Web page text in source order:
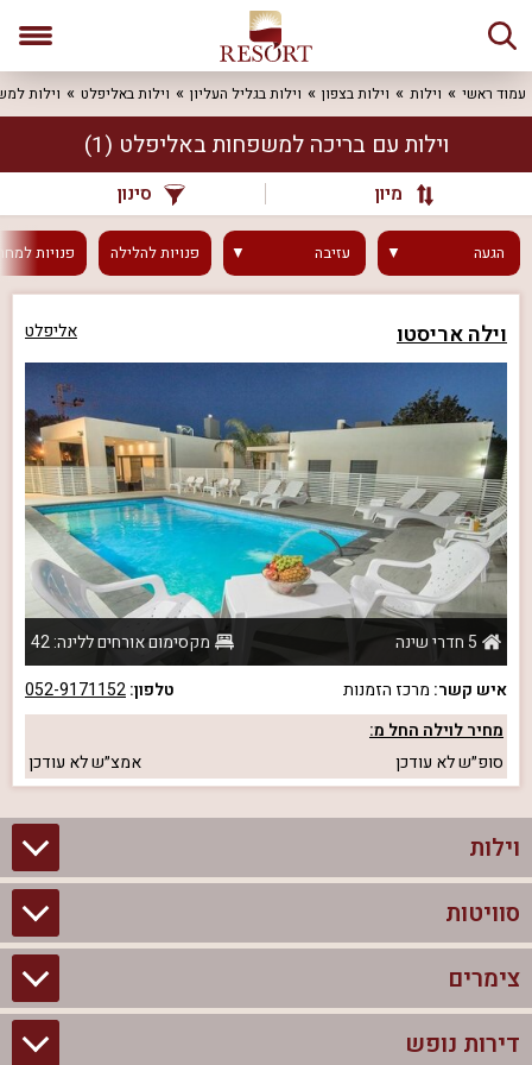
עמוד ראשי וילות וילות בצפון וילות בגליל העליון וילות באליפלט וילות
וילות עם בריכה למשפחות באליפלט (1)
מיון סינון
הגעה עזיבה פנויותלהלילה פנויות
וילה אריסטו אליפלט
5 חדרי שינה
מקסימום אורחים ללינה: 42
איש קשר: מרכז הזמנות טלפון:052-9171152
מחיר לוילה החל מ:
סופ״שלא עודכן אמצ״שלא עודכן
וילות
וילות בצפון
וילות להשכרה
סוויטות
סוויטות בצפון
צימרים לזוגות עם בריכה פרטית
צימרים
צימרים בצפון
דירות נופש